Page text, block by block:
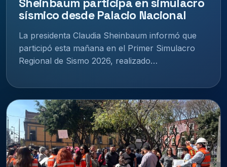
Sheinbaum participa en simulacro
sísmico desde Palacio Nacional
La presidenta Claudia Sheinbaum informó que
participó esta mañana en el Primer Simulacro
Regional de Sismo 2026, realizado…